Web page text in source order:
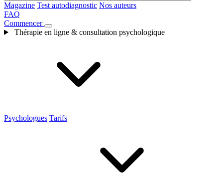
Magazine Test autodiagnostic Nos auteurs
FAQ
Commencer
Thérapie en ligne & consultation psychologique
Psychologues Tarifs